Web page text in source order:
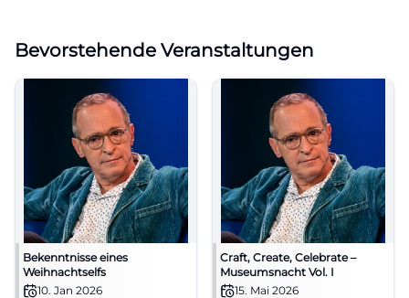
Bevorstehende Veranstaltungen
Bekenntnisse eines
Weihnachtselfs
10. Jan 2026
Craft, Create, Celebrate –
Museumsnacht Vol. I
15. Mai 2026